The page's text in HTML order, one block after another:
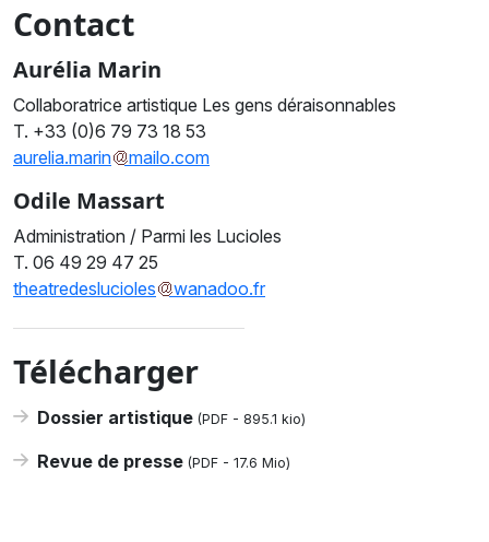
Contact
Aurélia Marin
Collaboratrice artistique Les gens déraisonnables
T. +33 (0)6 79 73 18 53
aurelia.marin
mailo.com
Odile Massart
Administration / Parmi les Lucioles
T. 06 49 29 47 25
theatredeslucioles
wanadoo.fr
Télécharger
Dossier artistique (PDF - 895.1 kio)
Revue de presse (PDF - 17.6 Mio)